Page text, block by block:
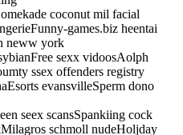
coconut mil facial
games.biz heentai
neww york
sexx vidoosAolph
ssex offenders registry
evansvilleSperm dono
seex scansSpankiing cock
schmoll nudeHoljday